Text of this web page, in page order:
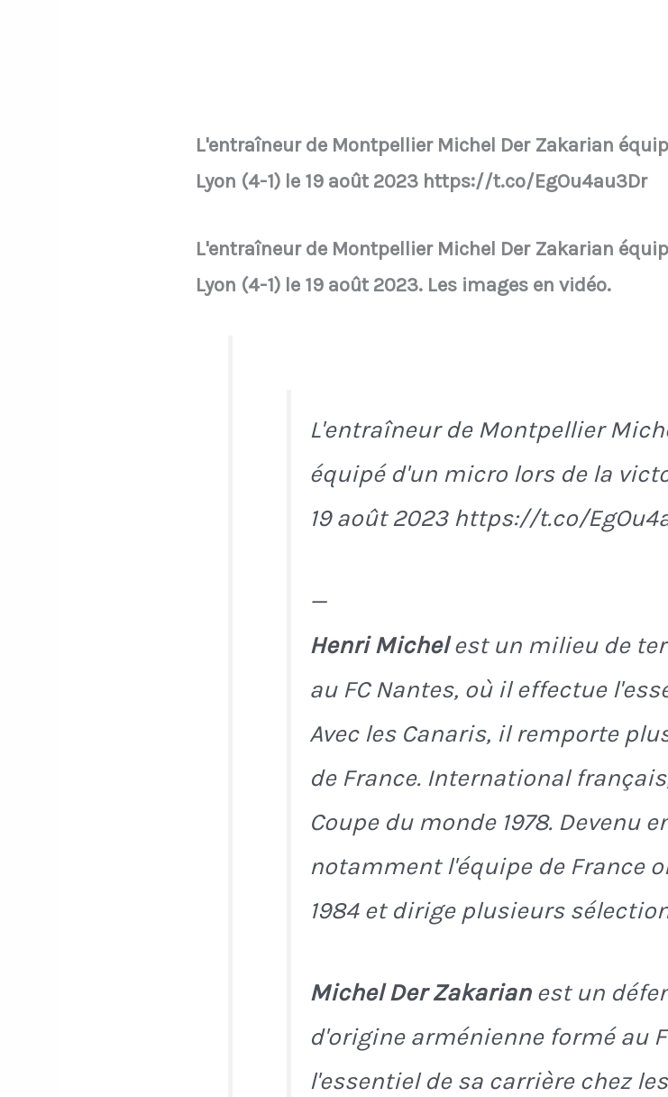
L'entraîneur de Montpellier Michel Der Zakarian
Lyon (4-1) le 19 août 2023 https://t.co/EgOu4au3Dr
L'entraîneur de Montpellier Michel Der Zakarian
Lyon (4-1) le 19 août 2023. Les images en vidéo.
L'entraîneur de Montpellier
équipé d'un micro lors de la
19 août 2023 https://t.co/
—
Henri Michelest un milieu de
au FC Nantes, où il effectue
Avec les Canaris, il remporte
de France. International
Coupe du monde 1978. Devenu
notamment l'équipe de France
1984 et dirige plusieurs
Michel Der Zakarianest un
d'origine arménienne formé au
l'essentiel de sa carrière chez